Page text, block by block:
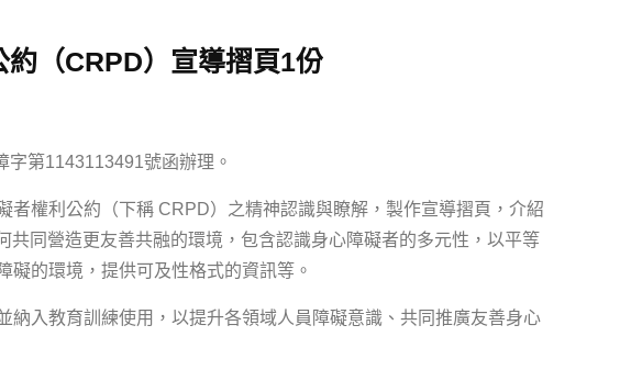
（CRPD）宣導摺頁1份
第1143113491號函辦理。
者權利公約（下稱 CRPD）之精神認識與瞭解，製作宣導摺頁，介紹
共同營造更友善共融的環境，包含認識身心障礙者的多元性，以平等
礙的環境，提供可及性格式的資訊等。
納入教育訓練使用，以提升各領域人員障礙意識、共同推廣友善身心